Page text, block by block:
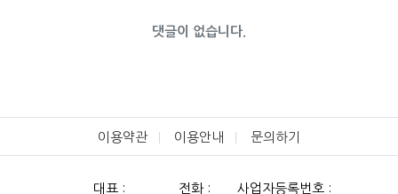
댓글이 없습니다.
이용약관 이용안내 문의하기
대표 : 전화 : 사업자등록번호 :